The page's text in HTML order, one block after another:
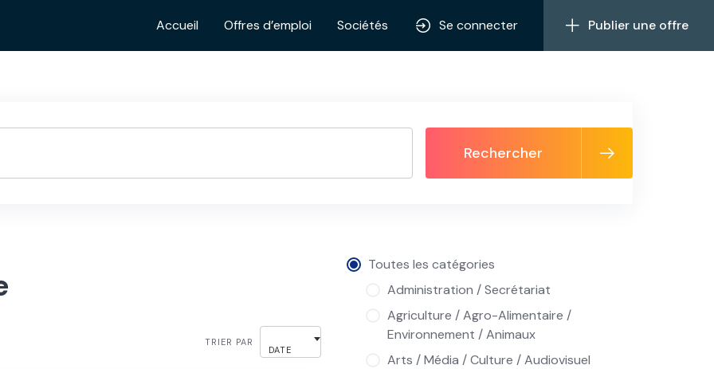
Accueil Offres d’emploi Sociétés Se connecter Publier une offre
Rechercher
TRIER PAR
DATE
Toutes les catégories
Administration / Secrétariat
Agriculture / Agro-Alimentaire /
Environnement / Animaux
Arts / Média / Culture / Audiovisuel